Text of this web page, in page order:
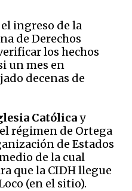
ingreso de la
de Derechos
los hechos
un mes en
decenas de
Católicay
régimen de Ortega
de Estados
de la cual
que la CIDH llegue
(en el sitio).